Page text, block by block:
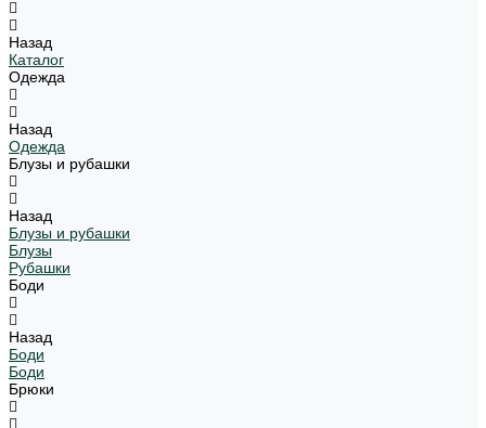
Назад
Каталог
Одежда
Назад
Одежда
Блузы и рубашки
Назад
Блузы и рубашки
Блузы
Рубашки
Боди
Назад
Боди
Боди
Брюки